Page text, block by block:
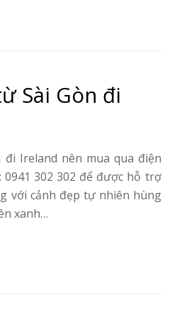
Sài Gòn đi
đi Ireland nên mua qua điện
302 302 để được hỗ trợ
với cảnh đẹp tự nhiên hùng
xanh…